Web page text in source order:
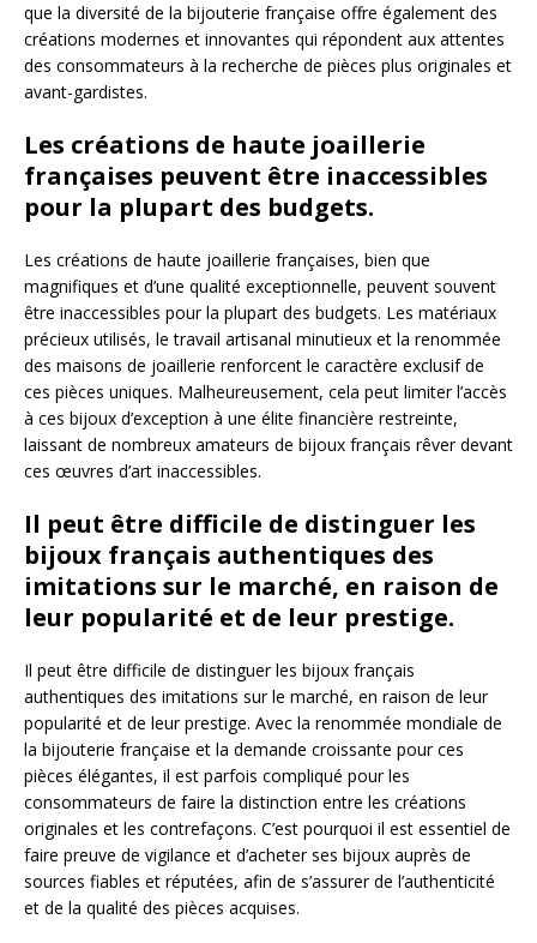
que la diversité de la bijouterie française offre également des
créations modernes et innovantes qui répondent aux attentes
des consommateurs à la recherche de pièces plus originales et
avant-gardistes.
Les créations de haute joaillerie
françaises peuvent être inaccessibles
pour la plupart des budgets.
Les créations de haute joaillerie françaises, bien que
magnifiques et d’une qualité exceptionnelle, peuvent souvent
être inaccessibles pour la plupart des budgets. Les matériaux
précieux utilisés, le travail artisanal minutieux et la renommée
des maisons de joaillerie renforcent le caractère exclusif de
ces pièces uniques. Malheureusement, cela peut limiter l’accès
à ces bijoux d’exception à une élite financière restreinte,
laissant de nombreux amateurs de bijoux français rêver devant
ces œuvres d’art inaccessibles.
Il peut être difficile de distinguer les
bijoux français authentiques des
imitations sur le marché, en raison de
leur popularité et de leur prestige.
Il peut être difficile de distinguer les bijoux français
authentiques des imitations sur le marché, en raison de leur
popularité et de leur prestige. Avec la renommée mondiale de
la bijouterie française et la demande croissante pour ces
pièces élégantes, il est parfois compliqué pour les
consommateurs de faire la distinction entre les créations
originales et les contrefaçons. C’est pourquoi il est essentiel de
faire preuve de vigilance et d’acheter ses bijoux auprès de
sources fiables et réputées, afin de s’assurer de l’authenticité
et de la qualité des pièces acquises.